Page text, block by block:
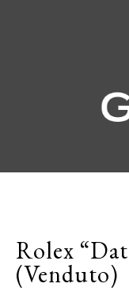
Rolex
(Venduto)